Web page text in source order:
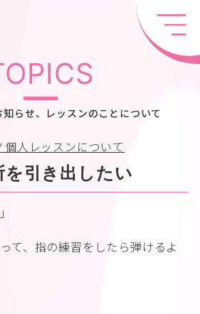
らせ、レッスンのことについて
個人レッスンについて
引き出したい
て、指の練習をしたら弾けるよ